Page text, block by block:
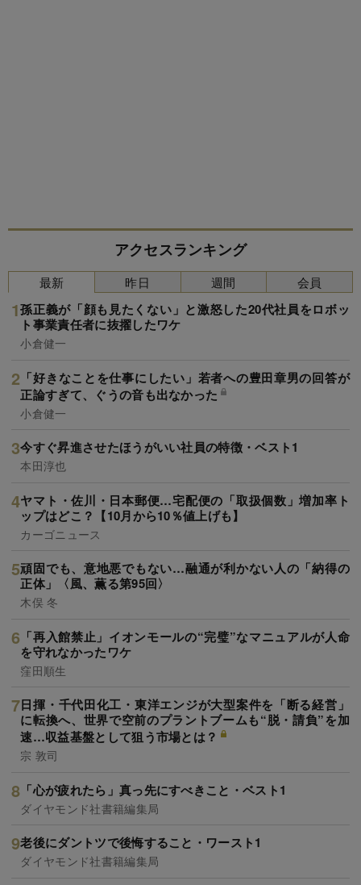
アクセスランキング
最新
孫正義が「顔も見たくない」と激怒した20代社員をロボッ
ト事業責任者に抜擢したワケ
小倉健一
「好きなことを仕事にしたい」若者への豊田章男の回答が
正論すぎて、ぐうの音も出なかった
小倉健一
今すぐ昇進させたほうがいい社員の特徴・ベスト1
本田淳也
ヤマト・佐川・日本郵便…宅配便の「取扱個数」増加率ト
ップはどこ？【10月から10％値上げも】
カーゴニュース
頑固でも、意地悪でもない…融通が利かない人の「納得の
正体」〈風、薫る第95回〉
木俣 冬
「再入館禁止」イオンモールの“完璧”なマニュアルが人命
を守れなかったワケ
窪田順生
日揮・千代田化工・東洋エンジが大型案件を「断る経営」
に転換へ、世界で空前のプラントブームも“脱・請負”を加
速…収益基盤として狙う市場とは？
宗 敦司
「心が疲れたら」真っ先にすべきこと・ベスト1
ダイヤモンド社書籍編集局
老後にダントツで後悔すること・ワースト1
ダイヤモンド社書籍編集局
昨日 週間 会員